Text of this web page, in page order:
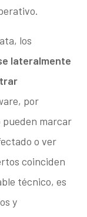
los
lateralmente
por
pueden marcar
o ver
coinciden
técnico, es
y